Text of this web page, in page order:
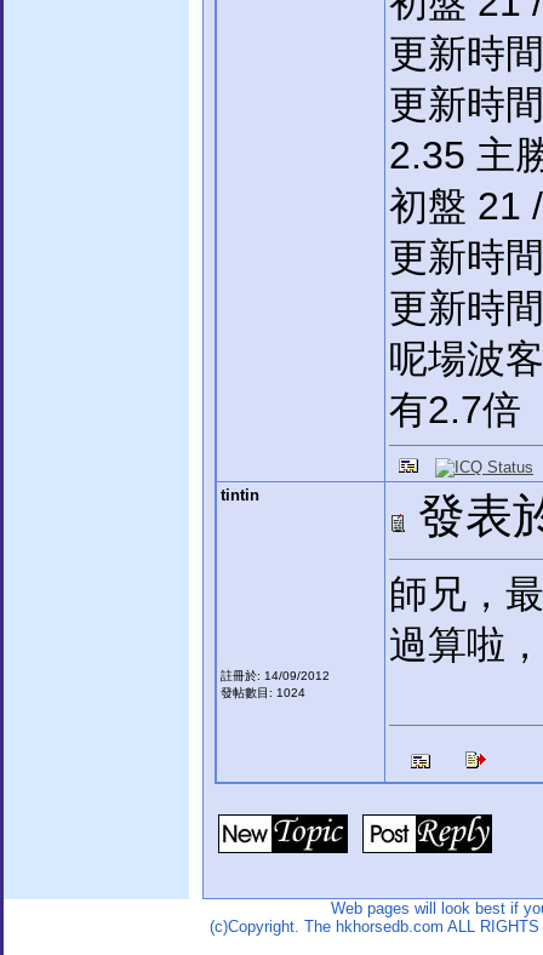
更新時
更新時
2.35 主
初盤 21
更新時
更新時
呢場波
有2.7倍
tintin
註冊於: 14/09/2012
發帖數目: 1024
發表
師兄，
過算啦
Web pages will look best if
(c)Copyright. The hkhorsedb.com ALL